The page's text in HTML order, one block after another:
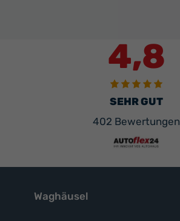
4,8
SEHR GUT
402 Bewertungen
Waghäusel